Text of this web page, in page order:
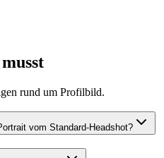
rund um Profilbild.
vom Standard-Headshot?